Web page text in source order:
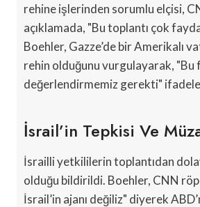
rehine işlerinden sorumlu elçisi,
açıklamada, "Bu toplantı çok
Boehler, Gazze’de bir Amerikalı
rehin olduğunu vurgulayarak, "Bu
değerlendirmemiz gerekti"
İsrail’in Tepkisi Ve
İsrailli yetkililerin toplantıdan
olduğu bildirildi. Boehler, CNN
İsrail’in ajanı değiliz" diyerek